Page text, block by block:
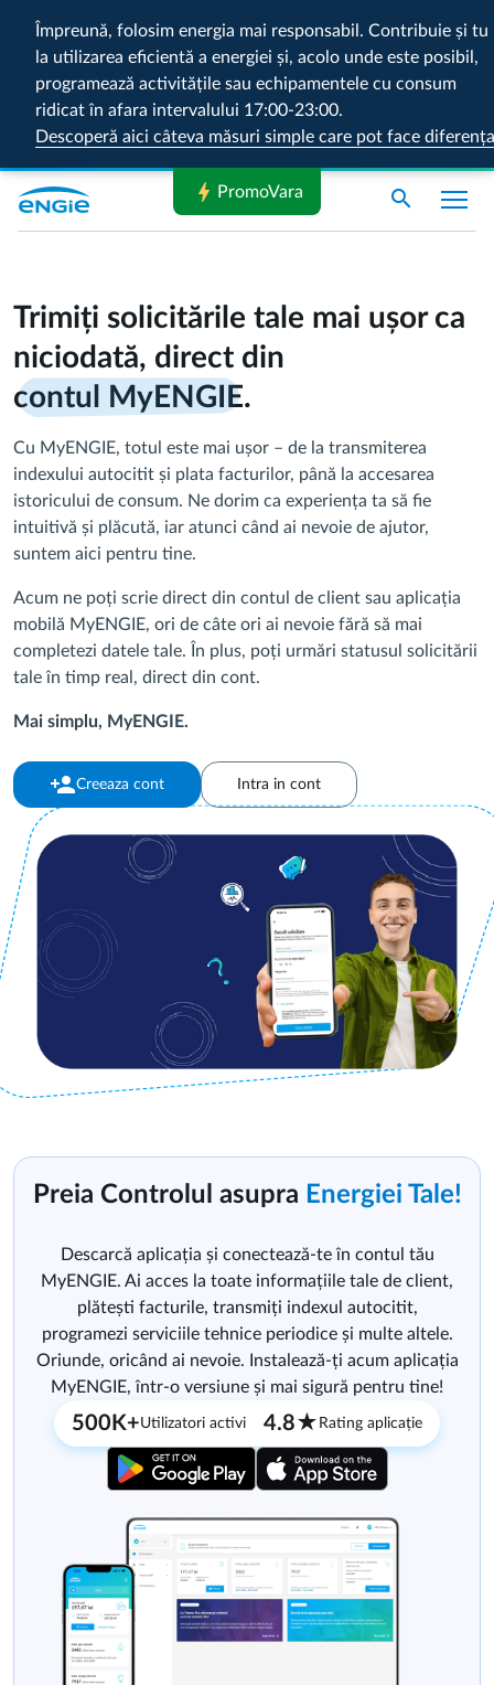
Împreună, folosim energia mai responsabil. Contribuie și tu
la utilizarea eficientă a energiei și, acolo unde este posibil,
programează activitățile sau echipamentele cu consum
ridicat în afara intervalului 17:00-23:00.
Descoperă aici câteva măsuri simple care pot face diferența
search
Trimiți solicitările tale mai ușor ca
niciodată, direct din
contul MyENGIE.
Cu MyENGIE, totul este mai ușor – de la transmiterea
indexului autocitit și plata facturilor, până la accesarea
istoricului de consum. Ne dorim ca experiența ta să fie
intuitivă și plăcută, iar atunci când ai nevoie de ajutor,
suntem aici pentru tine.
Acum ne poți scrie direct din contul de client sau aplicația
mobilă MyENGIE, ori de câte ori ai nevoie fără să mai
completezi datele tale. În plus, poți urmări statusul solicitării
tale în timp real, direct din cont.
Mai simplu, MyENGIE.
person_addCreeaza cont Intra in cont
Preia Controlul asupra Energiei Tale!
Descarcă aplicația și conectează-te în contul tău
MyENGIE. Ai acces la toate informațiile tale de client,
plătești facturile, transmiți indexul autocitit,
programezi serviciile tehnice periodice și multe altele.
Oriunde, oricând ai nevoie. Instalează-ți acum aplicația
MyENGIE, într-o versiune și mai sigură pentru tine!
500K+Utilizatori activi 4.8★ Rating aplicație
bolt PromoVara